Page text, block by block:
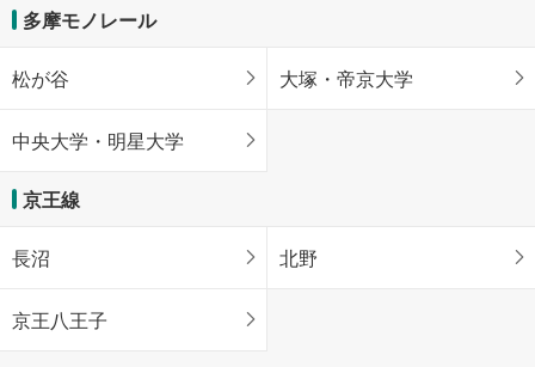
多摩モノレール
松が谷 大塚・帝京大学
中央大学・明星大学
京王線
長沼 北野
京王八王子